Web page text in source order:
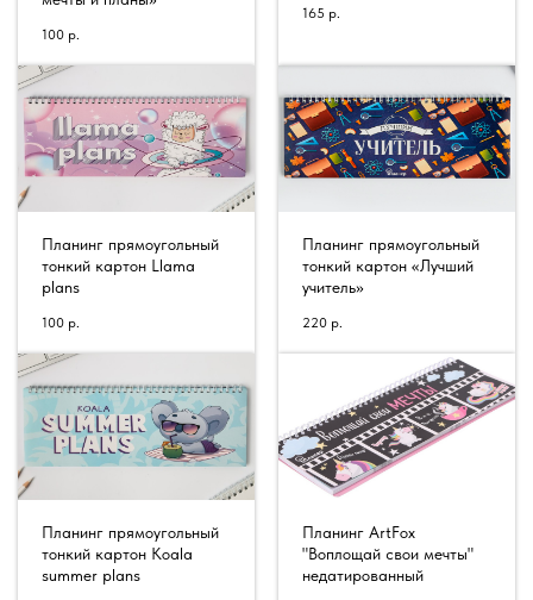
100 р.
165 р.
Планинг прямоугольный
тонкий картон Llama
plans
100 р.
Планинг прямоугольный
тонкий картон «Лучший
учитель»
220 р.
Планинг прямоугольный
тонкий картон Koala
summer plans
Планинг ArtFox
"Воплощай свои мечты"
недатированный